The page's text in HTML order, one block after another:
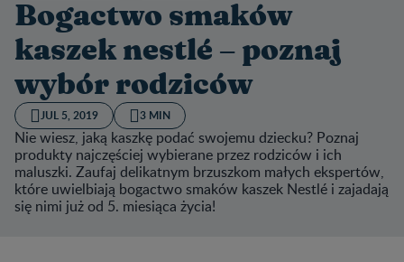
Bogactwo smaków
kaszek nestlé – poznaj
wybór rodziców
JUL 5, 2019 3 MIN
Nie wiesz, jaką kaszkę podać swojemu dziecku? Poznaj
produkty najczęściej wybierane przez rodziców i ich
maluszki. Zaufaj delikatnym brzuszkom małych ekspertów,
które uwielbiają bogactwo smaków kaszek Nestlé i zajadają
się nimi już od 5. miesiąca życia!